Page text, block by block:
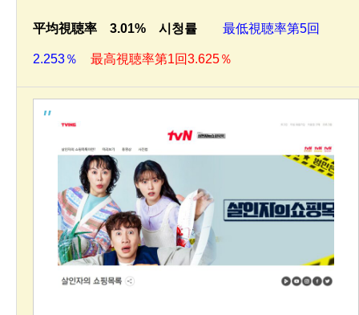
平均視聴率 3.01% 시청률 最低視聴率第5回
2.253％ 最高視聴率第1回3.625％